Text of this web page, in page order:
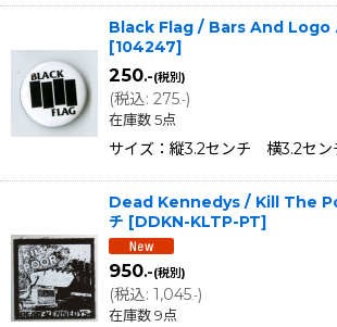
Black Flag / Bars And Logo
[104247]
250.-(税別)
(税込: 275.-)
在庫数 5点
サイズ：縦3.2センチ 横3.2セン
Dead Kennedys / Kill The
チ [DDKN-KLTP-PT]
950.-(税別)
(税込: 1,045.-)
在庫数 9点